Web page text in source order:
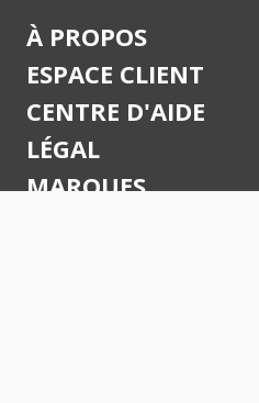
À PROPOS
ESPACE CLIENT
CENTRE D'AIDE
LÉGAL
MARQUES